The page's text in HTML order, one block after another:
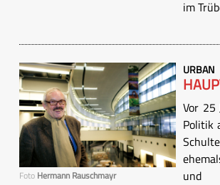
im
Foto Hermann Rauschmayr
URBAN
Vor 25
Politik
und